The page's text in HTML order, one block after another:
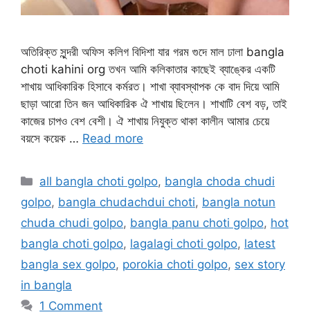
অতিরিক্ত সুন্দরী অফিস কলিগ বিদিশা যার গরম গুদে মাল ঢালা bangla
choti kahini org তখন আমি কলিকাতার কাছেই ব্যাঙ্কের একটি
শাখায় আধিকারিক হিসাবে কর্মরত। শাখা ব্যাবস্থাপক কে বাদ দিয়ে আমি
ছাড়া আরো তিন জন আধিকারিক ঐ শাখায় ছিলেন। শাখাটি বেশ বড়, তাই
কাজের চাপও বেশ বেশী। ঐ শাখায় নিযুক্ত থাকা কালীন আমার চেয়ে
বয়সে কয়েক … Read more
Categories
all bangla choti golpo, bangla choda chudi
golpo, bangla chudachdui choti, bangla notun
chuda chudi golpo, bangla panu choti golpo, hot
bangla choti golpo, lagalagi choti golpo, latest
bangla sex golpo, porokia choti golpo, sex story
in bangla
1 Comment